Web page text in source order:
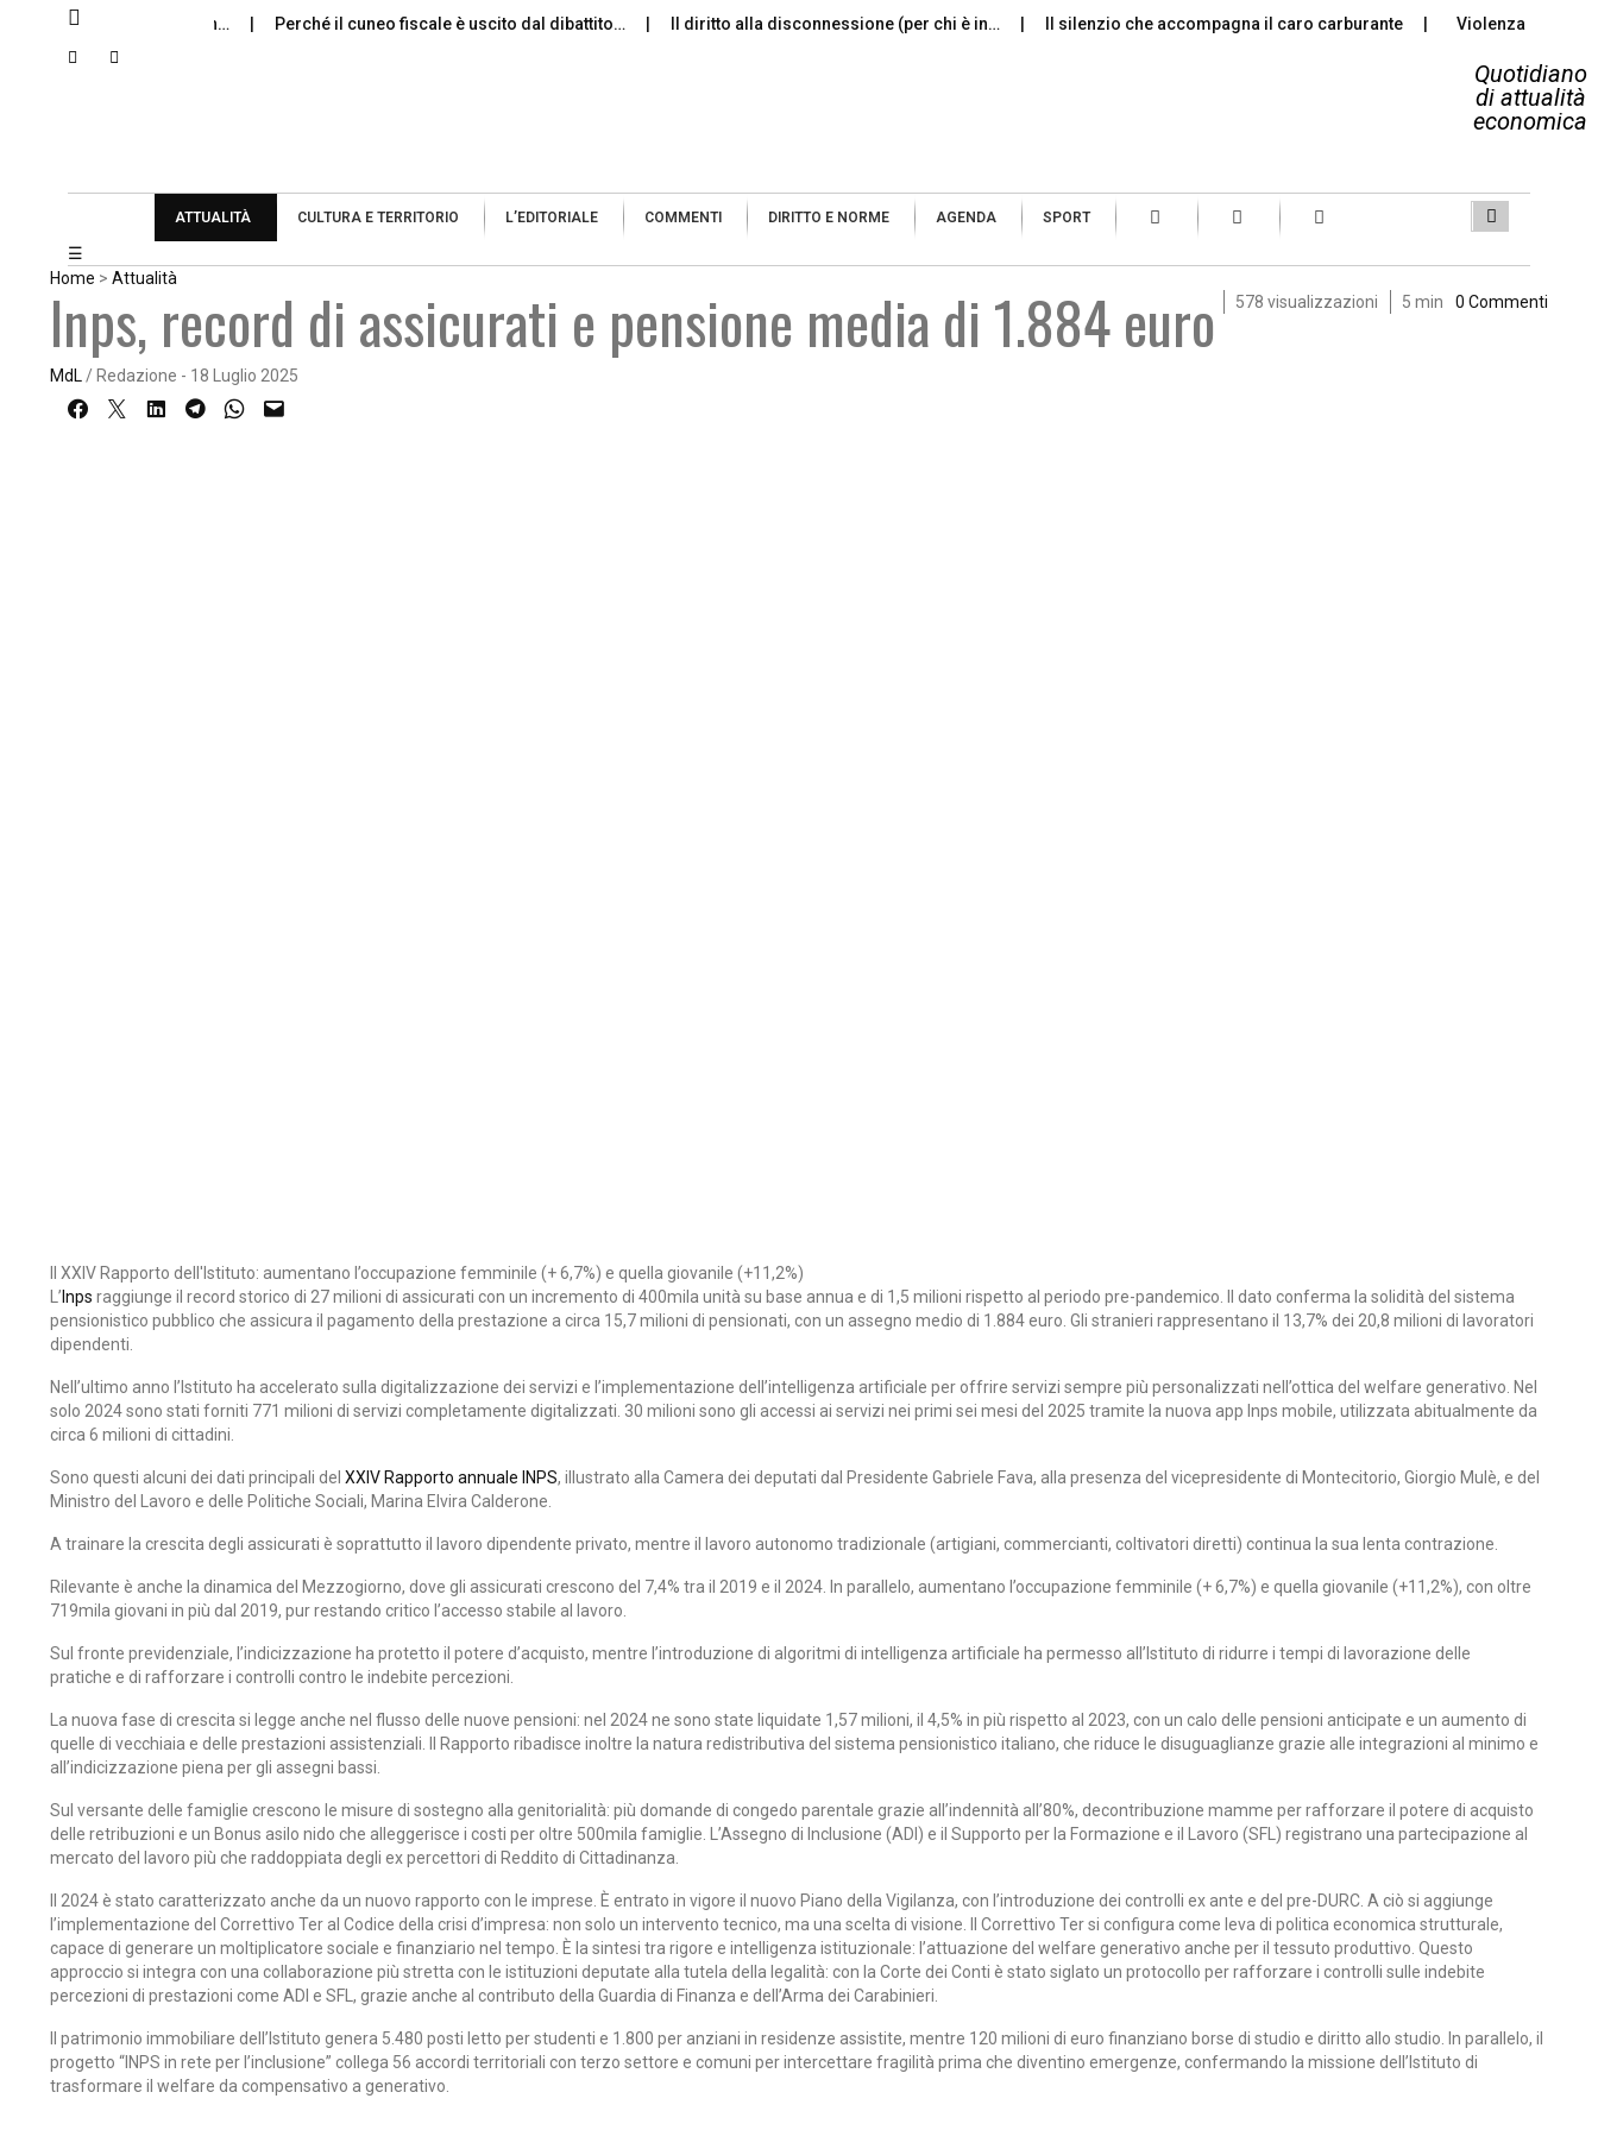
dimissioni sono un… Perché il cuneo fiscale è uscito dal dibattito… Il diritto alla disconnessione (per chi è in… Il silenzio che accompagna il caro carburante Violenza di genere,
Quotidiano
di attualità
economica
ATTUALITÀ CULTURA E TERRITORIO L’EDITORIALE COMMENTI DIRITTO E NORME AGENDA SPORT
☰
Home > Attualità
578 visualizzazioni
5 min 0 Commenti
Inps, record di assicurati e pensione media di 1.884 euro
MdL / Redazione - 18 Luglio 2025
Il XXIV Rapporto dell'Istituto: aumentano l’occupazione femminile (+ 6,7%) e quella giovanile (+11,2%)
L’ Inps raggiunge il record storico di 27 milioni di assicurati con un incremento di 400mila unità su base annua e di 1,5 milioni rispetto al periodo pre-pandemico. Il dato conferma la solidità del sistema
pensionistico pubblico che assicura il pagamento della prestazione a circa 15,7 milioni di pensionati, con un assegno medio di 1.884 euro. Gli stranieri rappresentano il 13,7% dei 20,8 milioni di lavoratori
dipendenti.
Nell’ultimo anno l’Istituto ha accelerato sulla digitalizzazione dei servizi e l’implementazione dell’intelligenza artificiale per offrire servizi sempre più personalizzati nell’ottica del welfare generativo. Nel
solo 2024 sono stati forniti 771 milioni di servizi completamente digitalizzati. 30 milioni sono gli accessi ai servizi nei primi sei mesi del 2025 tramite la nuova app Inps mobile, utilizzata abitualmente da
circa 6 milioni di cittadini.
Sono questi alcuni dei dati principali del XXIV Rapporto annuale INPS, illustrato alla Camera dei deputati dal Presidente Gabriele Fava, alla presenza del vicepresidente di Montecitorio, Giorgio Mulè, e del
Ministro del Lavoro e delle Politiche Sociali, Marina Elvira Calderone.
A trainare la crescita degli assicurati è soprattutto il lavoro dipendente privato, mentre il lavoro autonomo tradizionale (artigiani, commercianti, coltivatori diretti) continua la sua lenta contrazione.
Rilevante è anche la dinamica del Mezzogiorno, dove gli assicurati crescono del 7,4% tra il 2019 e il 2024. In parallelo, aumentano l’occupazione femminile (+ 6,7%) e quella giovanile (+11,2%), con oltre
719mila giovani in più dal 2019, pur restando critico l’accesso stabile al lavoro.
Sul fronte previdenziale, l’indicizzazione ha protetto il potere d’acquisto, mentre l’introduzione di algoritmi di intelligenza artificiale ha permesso all’Istituto di ridurre i tempi di lavorazione delle
pratiche e di rafforzare i controlli contro le indebite percezioni.
La nuova fase di crescita si legge anche nel flusso delle nuove pensioni: nel 2024 ne sono state liquidate 1,57 milioni, il 4,5% in più rispetto al 2023, con un calo delle pensioni anticipate e un aumento di
quelle di vecchiaia e delle prestazioni assistenziali. Il Rapporto ribadisce inoltre la natura redistributiva del sistema pensionistico italiano, che riduce le disuguaglianze grazie alle integrazioni al minimo e
all’indicizzazione piena per gli assegni bassi.
Sul versante delle famiglie crescono le misure di sostegno alla genitorialità: più domande di congedo parentale grazie all’indennità all’80%, decontribuzione mamme per rafforzare il potere di acquisto
delle retribuzioni e un Bonus asilo nido che alleggerisce i costi per oltre 500mila famiglie. L’Assegno di Inclusione (ADI) e il Supporto per la Formazione e il Lavoro (SFL) registrano una partecipazione al
mercato del lavoro più che raddoppiata degli ex percettori di Reddito di Cittadinanza.
Il 2024 è stato caratterizzato anche da un nuovo rapporto con le imprese. È entrato in vigore il nuovo Piano della Vigilanza, con l’introduzione dei controlli ex ante e del pre-DURC. A ciò si aggiunge
l’implementazione del Correttivo Ter al Codice della crisi d’impresa: non solo un intervento tecnico, ma una scelta di visione. Il Correttivo Ter si configura come leva di politica economica strutturale,
capace di generare un moltiplicatore sociale e finanziario nel tempo. È la sintesi tra rigore e intelligenza istituzionale: l’attuazione del welfare generativo anche per il tessuto produttivo. Questo
approccio si integra con una collaborazione più stretta con le istituzioni deputate alla tutela della legalità: con la Corte dei Conti è stato siglato un protocollo per rafforzare i controlli sulle indebite
percezioni di prestazioni come ADI e SFL, grazie anche al contributo della Guardia di Finanza e dell’Arma dei Carabinieri.
Il patrimonio immobiliare dell’Istituto genera 5.480 posti letto per studenti e 1.800 per anziani in residenze assistite, mentre 120 milioni di euro finanziano borse di studio e diritto allo studio. In parallelo, il
progetto “INPS in rete per l’inclusione” collega 56 accordi territoriali con terzo settore e comuni per intercettare fragilità prima che diventino emergenze, confermando la missione dell’Istituto di
trasformare il welfare da compensativo a generativo.